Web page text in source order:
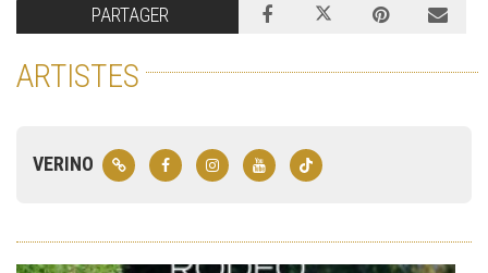
PARTAGER
ARTISTES
VERINO